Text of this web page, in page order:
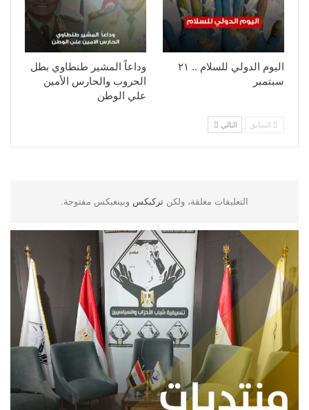
وداعاً المشير طنطاوي بطل
الحروب والحارس الأمين
علي الوطن
اليوم الدولي للسلام .. ٢١
سبتمبر
السابق التالي
التعليقات مغلقة، ولكن تركبكس وبينغبكس مفتوحة.